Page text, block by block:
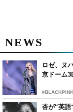
NEWS
ロゼ、ヌ
京ドーム
#BLACKPINK
杏が“英